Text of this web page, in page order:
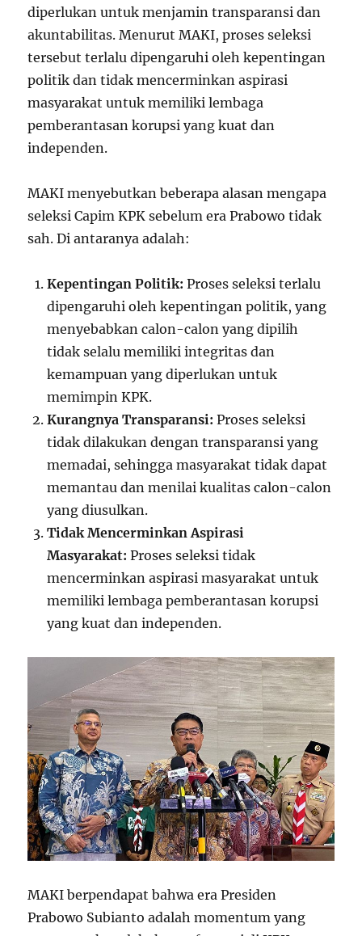
diperlukan untuk menjamin transparansi dan
akuntabilitas. Menurut MAKI, proses seleksi
tersebut terlalu dipengaruhi oleh kepentingan
politik dan tidak mencerminkan aspirasi
masyarakat untuk memiliki lembaga
pemberantasan korupsi yang kuat dan
independen.
MAKI menyebutkan beberapa alasan mengapa
seleksi Capim KPK sebelum era Prabowo tidak
sah. Di antaranya adalah:
Kepentingan Politik: Proses seleksi terlalu
dipengaruhi oleh kepentingan politik, yang
menyebabkan calon-calon yang dipilih
tidak selalu memiliki integritas dan
kemampuan yang diperlukan untuk
memimpin KPK.
Kurangnya Transparansi: Proses seleksi
tidak dilakukan dengan transparansi yang
memadai, sehingga masyarakat tidak dapat
memantau dan menilai kualitas calon-calon
yang diusulkan.
Tidak Mencerminkan Aspirasi
Masyarakat: Proses seleksi tidak
mencerminkan aspirasi masyarakat untuk
memiliki lembaga pemberantasan korupsi
yang kuat dan independen.
MAKI berpendapat bahwa era Presiden
Prabowo Subianto adalah momentum yang